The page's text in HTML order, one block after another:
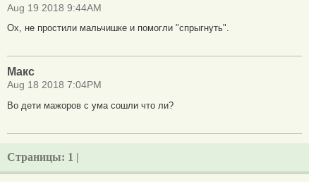
Aug 19 2018 9:44AM
Ох, не простили мальчишке и помогли "спрыгнуть".
Макс
Aug 18 2018 7:04PM
Во дети мажоров с ума сошли что ли?
Страницы: 1 |